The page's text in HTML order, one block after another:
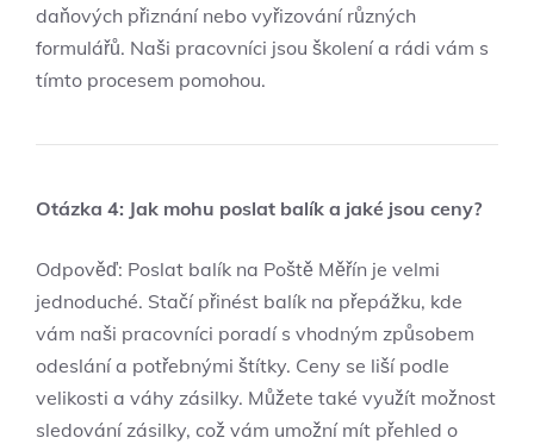
daňových přiznání nebo vyřizování různých
formulářů. Naši pracovníci jsou školení a rádi vám s
tímto procesem pomohou.
Otázka 4: Jak mohu poslat balík a jaké jsou ceny?
Odpověď: Poslat balík na Poště Měřín je velmi
jednoduché. Stačí přinést balík na přepážku, kde
vám naši pracovníci poradí s vhodným způsobem
odeslání a potřebnými štítky. Ceny se liší podle
velikosti a váhy zásilky. Můžete také využít možnost
sledování zásilky, což vám umožní mít přehled o